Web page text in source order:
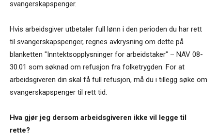
svangerskapspenger.
Hvis arbeidsgiver utbetaler full lønn i den perioden du har rett
til svangerskapspenger, regnes avkrysning om dette på
blanketten "Inntektsopplysninger for arbeidstaker" – NAV 08-
30.01 som søknad om refusjon fra folketrygden. For at
arbeidsgiveren din skal få full refusjon, må du i tillegg søke om
svangerskapspenger til rett tid.
Hva gjør jeg dersom arbeidsgiveren ikke vil legge til
rette?